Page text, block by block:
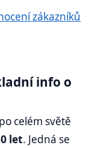
zákazníků
info o
celém světě
let. Jedná se